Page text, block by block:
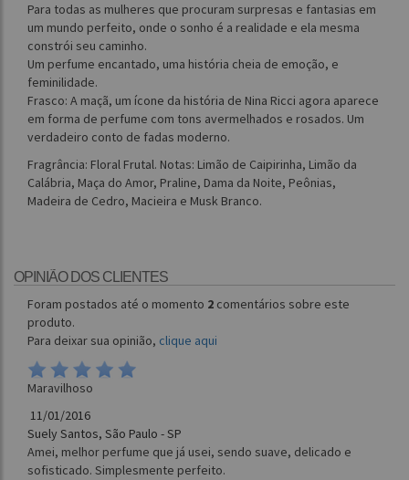
Para todas as mulheres que procuram surpresas e fantasias em
um mundo perfeito, onde o sonho é a realidade e ela mesma
constrói seu caminho.
Um perfume encantado, uma história cheia de emoção, e
feminilidade.
Frasco: A maçã, um ícone da história de Nina Ricci agora aparece
em forma de perfume com tons avermelhados e rosados. Um
verdadeiro conto de fadas moderno.
Fragrância: Floral Frutal. Notas: Limão de Caipirinha, Limão da
Calábria, Maça do Amor, Praline, Dama da Noite, Peônias,
Madeira de Cedro, Macieira e Musk Branco.
OPINIÃO DOS CLIENTES
Foram postados até o momento 2 comentários sobre este
produto.
Para deixar sua opinião, clique aqui
Maravilhoso
11/01/2016
Suely Santos, São Paulo - SP
Amei, melhor perfume que já usei, sendo suave, delicado e
sofisticado. Simplesmente perfeito.